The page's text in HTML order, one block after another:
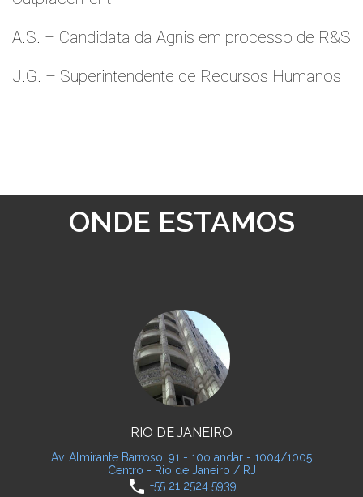
A.S. – Candidata da Agnis em processo de R&S
J.G. – Superintendente de Recursos Humanos
ONDE ESTAMOS
RIO DE JANEIRO
Av. Almirante Barroso, 91 - 10o andar - 1004/1005
Centro - Rio de Janeiro / RJ
phone +55 21 2524 5939